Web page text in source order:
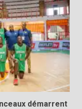
démarrent